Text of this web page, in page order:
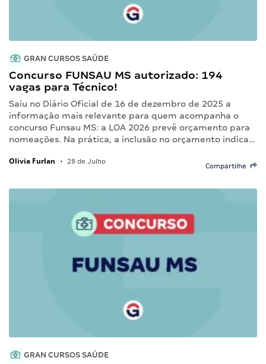
GRAN CURSOS SAÚDE
Concurso FUNSAU MS autorizado: 194
vagas para Técnico!
Saiu no Diário Oficial de 16 de dezembro de 2025 a
informação mais relevante para quem acompanha o
concurso Funsau MS: a LOA 2026 prevê orçamento para
nomeações. Na prática, a inclusão no orçamento indica…
Olivia Furlan • 28 de Julho
Compartilhe
GRAN CURSOS SAÚDE